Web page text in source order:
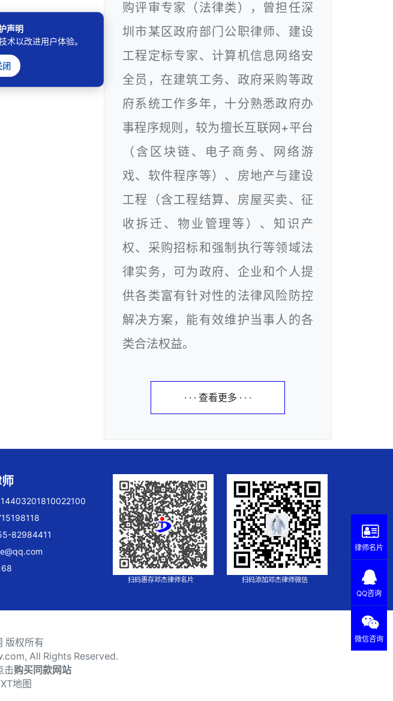
购评审专家（法律类），曾担任深
圳市某区政府部门公职律师、建设
工程定标专家、计算机信息网络安
全员，在建筑工务、政府采购等政
府系统工作多年，十分熟悉政府办
事程序规则，较为擅长互联网+平台
（含区块链、电子商务、网络游
戏、软件程序等）、房地产与建设
工程（含工程结算、房屋买卖、征
收拆迁、物业管理等）、知识产
权、采购招标和强制执行等领域法
律实务，可为政府、企业和个人提
供各类富有针对性的法律风险防控
解决方案，能有效维护当事人的各
类合法权益。
· · · 查看更多 · · ·
82984411
扫码惠存邓杰律师名片 扫码添加邓杰律师微信
版权所有
All Rights Reserved.
击购买同款网站
声明
术以改进用户体验。
闭
地图
律师名片
QQ咨询
微信咨询